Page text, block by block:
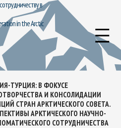
в
in the Arctic
ТУРЦИЯ: В ФОКУСЕ
И КОНСОЛИДАЦИИ
СТРАН АРКТИЧЕСКОГО СОВЕТА.
АРКТИЧЕСКОГО НАУЧНО-
СОТРУДНИЧЕСТВА